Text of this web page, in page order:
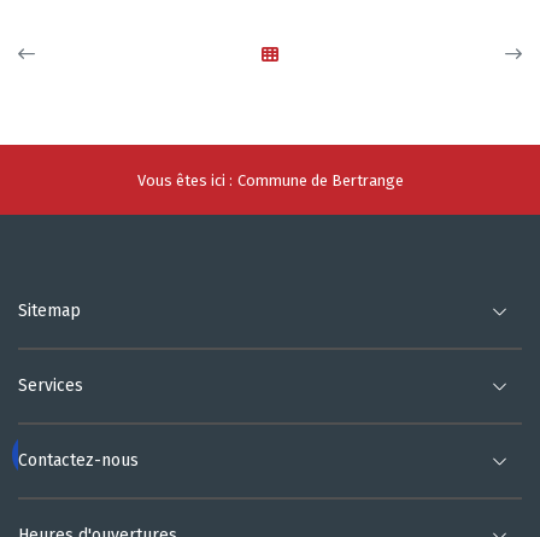
Vous êtes ici : Commune de Bertrange
Sitemap
Services
Contactez-nous